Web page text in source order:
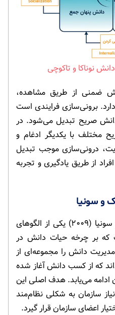
نوناکا و تاکوچی
ضمنی از طریق مشاهده،
برونی‌سازی فرایندی است
صریح تبدیل می‌شود. در
مختلف با یکدیگر ادغام و
درونی‌سازی موجب تبدیل
از طریق یادگیری و تجربه
و سونیا
مدل مدیریت دانش پاتریک و سونیا (۲۰۰۹) یکی از الگوهای
که بر چرخه حیات دانش در
دانش را مجموعه‌ای از
که از کسب دانش آغاز شده
ادامه می‌یابد. هدف اصلی این
سازمان به شکلی نظام‌مند
اعضای سازمان قرار گیرد.